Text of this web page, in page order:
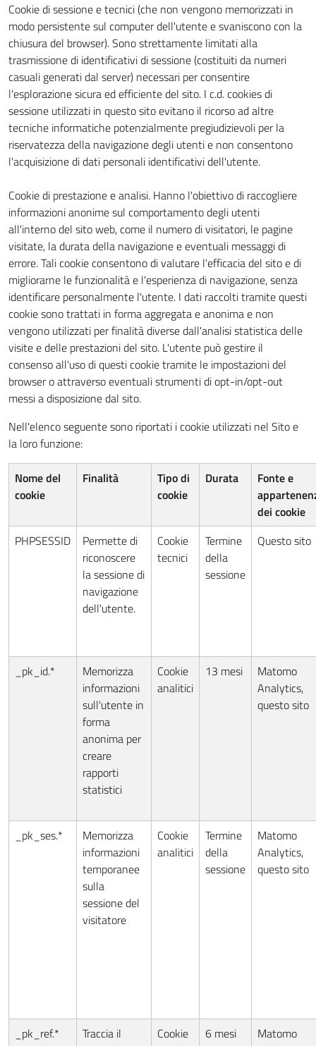
Cookie di sessione e tecnici (che non vengono memorizzati in
modo persistente sul computer dell'utente e svaniscono con la
chiusura del browser). Sono strettamente limitati alla
trasmissione di identificativi di sessione (costituiti da numeri
casuali generati dal server) necessari per consentire
l'esplorazione sicura ed efficiente del sito. I c.d. cookies di
sessione utilizzati in questo sito evitano il ricorso ad altre
tecniche informatiche potenzialmente pregiudizievoli per la
riservatezza della navigazione degli utenti e non consentono
l'acquisizione di dati personali identificativi dell'utente.
Cookie di prestazione e analisi. Hanno l'obiettivo di raccogliere
informazioni anonime sul comportamento degli utenti
all'interno del sito web, come il numero di visitatori, le pagine
visitate, la durata della navigazione e eventuali messaggi di
errore. Tali cookie consentono di valutare l'efficacia del sito e di
migliorarne le funzionalità e l'esperienza di navigazione, senza
identificare personalmente l'utente. I dati raccolti tramite questi
cookie sono trattati in forma aggregata e anonima e non
vengono utilizzati per finalità diverse dall'analisi statistica delle
visite e delle prestazioni del sito. L'utente può gestire il
consenso all'uso di questi cookie tramite le impostazioni del
browser o attraverso eventuali strumenti di opt-in/opt-out
messi a disposizione dal sito.
Nell'elenco seguente sono riportati i cookie utilizzati nel Sito e
la loro funzione:
Nome del
cookie
Finalità
Tipo di
cookie
Durata
Fonte e
dei cookie
PHPSESSID
Permette di
riconoscere
la sessione di
navigazione
dell'utente.
Cookie
tecnici
Termine
della
sessione
Questo sito
_pk_id.*
Memorizza
informazioni
sull'utente in
forma
anonima per
creare
rapporti
statistici
Cookie
analitici
13 mesi
Matomo
Analytics,
questo sito
_pk_ses.*
Memorizza
informazioni
temporanee
sulla
sessione del
visitatore
Cookie
analitici
Termine
della
sessione
Matomo
Analytics,
questo sito
_pk_ref.*
Traccia il
Cookie
6 mesi
Matomo